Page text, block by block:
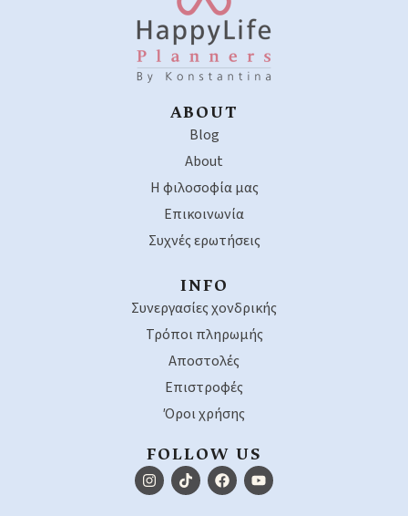
ABOUT
Blog
About
Η φιλοσοφία μας
Επικοινωνία
Συχνές ερωτήσεις
INFO
Συνεργασίες χονδρικής
Τρόποι πληρωμής
Αποστολές
Επιστροφές
Όροι χρήσης
FOLLOW US